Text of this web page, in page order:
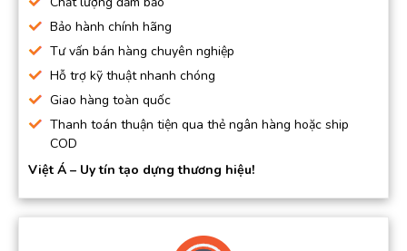
Bảo hành chính hãng
Tư vấn bán hàng chuyên nghiệp
Hỗ trợ kỹ thuật nhanh chóng
Giao hàng toàn quốc
Thanh toán thuận tiện qua thẻ ngân hàng hoặc ship
COD
Việt Á – Uy tín tạo dựng thương hiệu!